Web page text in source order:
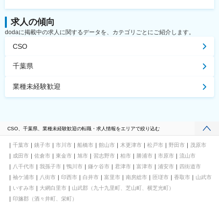
求人の傾向
dodaに掲載中の求人に関するデータを、カテゴリごとにご紹介します。
CSO
千葉県
業種未経験歓迎
CSO、千葉県、業種未経験歓迎の転職・求人情報をエリアで絞り込む
千葉市 銚子市 市川市 船橋市 館山市 木更津市 松戸市 野田市
茂原市
成田市
佐倉市 東金市 旭市 習志野市 柏市 勝浦市 市原市
流山市
八千代市
我孫子市 鴨川市 鎌ケ谷市 君津市 富津市 浦安市
四街道市
袖ケ浦市
八街市 印西市 白井市 富里市 南房総市 匝瑳市 香取市
山武市
いすみ市
大網白里市
山武郡（九十九里町、芝山町、横芝光町）
印旛郡（酒々井町、栄町）